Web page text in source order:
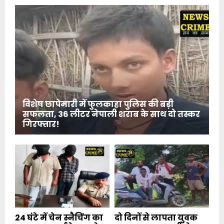
विशेष छापेमारी में फुलकाहा पुलिस की बड़ी
सफलता, 36 लीटर नेपाली शराब के साथ दो तस्कर
गिरफ्तार!
24 घंटे में चेन स्नैचिंग का
दो दिनों से लापता युवक